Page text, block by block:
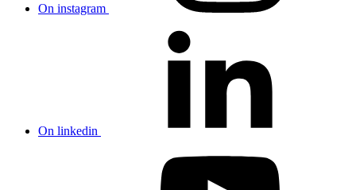
On instagram
On linkedin